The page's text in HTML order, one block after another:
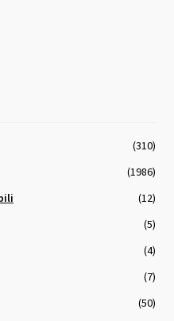
(310)
(1986)
(12)
(5)
(4)
(7)
(50)